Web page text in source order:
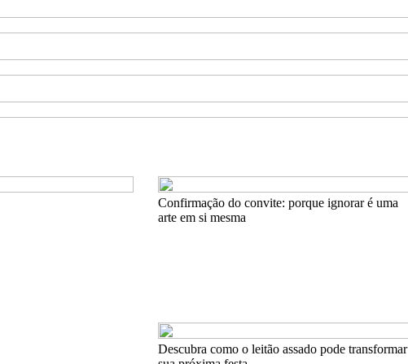
Confirmação do convite: porque ignorar é uma
arte em si mesma
Descubra como o leitão assado pode transformar